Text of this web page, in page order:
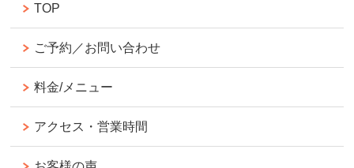
TOP
ご予約／お問い合わせ
料金/メニュー
アクセス・営業時間